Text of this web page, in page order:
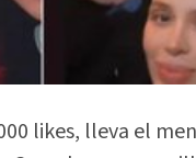
likes, lleva el